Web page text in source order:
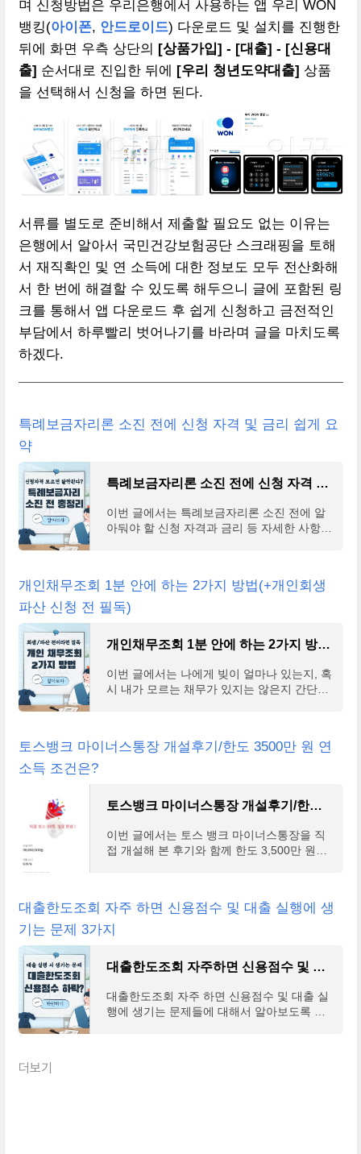
며 신청방법은 우리은행에서 사용하는 앱 우리 WON
뱅킹(아이폰, 안드로이드) 다운로드 및 설치를 진행한
뒤에 화면 우측 상단의
[상품가입] - [대출] - [신용대
출] 순서대로 진입한 뒤에 [우리 청년도약대출] 상품
을 선택해서 신청을 하면 된다.
서류를 별도로 준비해서 제출할 필요도 없는 이유는
은행에서 알아서 국민건강보험공단 스크래핑을 토해
서 재직확인 및 연 소득에 대한 정보도 모두 전산화해
서 한 번에 해결할 수 있도록 해두으니 글에 포함된 링
크를 통해서 앱 다운로드 후 쉽게 신청하고 금전적인
부담에서 하루빨리 벗어나기를 바라며 글을 마치도록
하겠다.
특례보금자리론 소진 전에 신청 자격 및 금리 쉽게 요
약
특례보금자리론 소진 전에 신청 자격 및 금리 쉽게 요약
이번 글에서는 특례보금자리론 소진 전에 알
아둬야 할 신청 자격과 금리 등 자세한 사항들
개인채무조회 1분 안에 하는 2가지 방법(+개인회생
파산 신청 전 필독)
개인채무조회 1분 안에 하는 2가지 방법(+개인회생 파산 신청 전 필독)
이번 글에서는 나에게 빚이 얼마나 있는지, 혹
시 내가 모르는 채무가 있지는 않은지 간단하
토스뱅크 마이너스통장 개설후기/한도 3500만 원 연
소득 조건은?
토스뱅크 마이너스통장 개설후기/한도 3500만 원 연소득 조건은?
이번 글에서는 토스 뱅크 마이너스통장을 직
접 개설해 본 후기와 함께 한도 3,500만 원이
대출한도조회 자주 하면 신용점수 및 대출 실행에 생
기는 문제 3가지
대출한도조회 자주하면 신용점수 및 대출 실행에 생기는 문제 3가지
대출한도조회 자주 하면 신용점수 및 대출 실
행에 생기는 문제들에 대해서 알아보도록 하
더보기